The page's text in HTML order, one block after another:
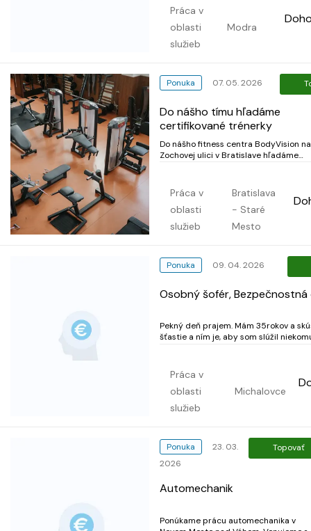
vyplácanie • odvoz zabezpečený
Modra • náradie aj materiál
Hľadám spoľahlivého...
Práca v
oblasti
služieb
Modra
Ponuka 07. 05. 2026
Do nášho tímu hľadáme
certifikované trénerky
Do nášho fitness centra BodyVision na
Zochovej ulici v Bratislave hľadáme
info@bodyvision.sk
Práca v
oblasti
služieb
Bratislava
- Staré
Mesto
Ponuka 09. 04. 2026
Osobný šofér,
Pekný deň prajem. Mám 35rokov a
šťastie a ním je, aby som slúžil
flexibilného človeka, ktorý má rád
akéhokoľvek rázu v oblasti ochrany-
Práca v
oblasti
služieb
Michalovce
Ponuka
23. 03.
2026
Topovať
Automechanik
Ponúkame prácu automechanika v